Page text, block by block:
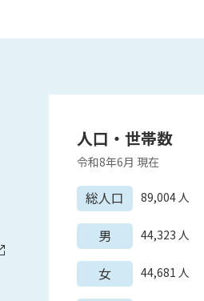
人口・世帯数
令和8年6月 現在
総人口 89,004人
男 44,323 人
女 44,681 人